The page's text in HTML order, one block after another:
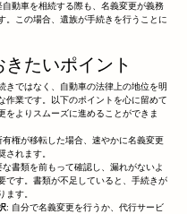
自動車を相続する際も、名義変更が義務
。この場合、遺族が手続きを行うことに
きたいポイント
きではなく、自動車の法律上の地位を明
作業です。以下のポイントを心に留めて
をよりスムーズに進めることができま
有権が移転した場合、速やかに名義変更
されます。
な書類を前もって確認し、漏れがないよ
です。書類が不足していると、手続きが
ます。
: 自分で名義変更を行うか、代行サービ